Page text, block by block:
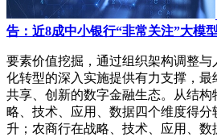
告：近8成中小银行“非常关注”大模型
要素价值挖掘，通过组织架构调整与
化转型的深入实施提供有力支撑，最
共享、创新的数字金融生态。从结构
略、技术、应用、数据四个维度得分
升；农商行在战略、技术、应用、